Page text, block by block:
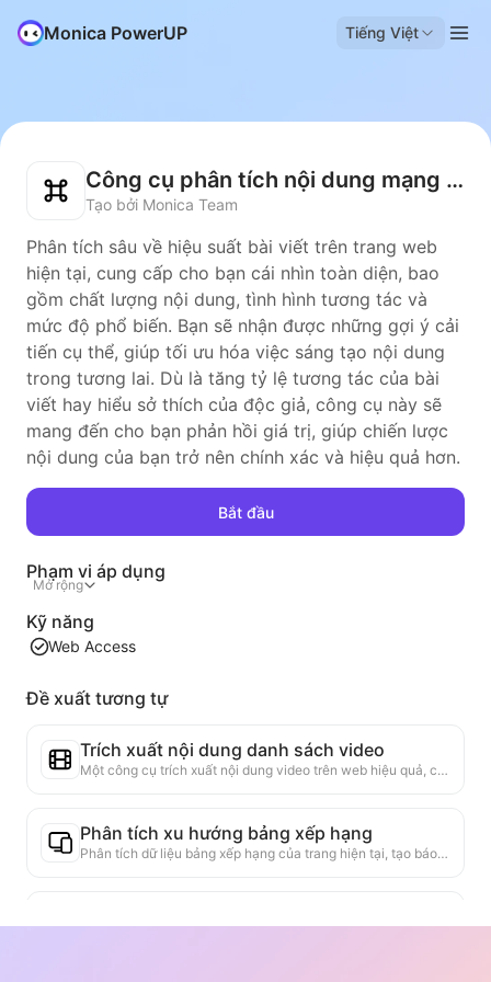
Monica PowerUP Tiếng Việt
Công cụ phân tích nội dung mạng xã hội
Tạo bởi Monica Team
Phân tích sâu về hiệu suất bài viết trên trang web
hiện tại, cung cấp cho bạn cái nhìn toàn diện, bao
gồm chất lượng nội dung, tình hình tương tác và
mức độ phổ biến. Bạn sẽ nhận được những gợi ý cải
tiến cụ thể, giúp tối ưu hóa việc sáng tạo nội dung
trong tương lai. Dù là tăng tỷ lệ tương tác của bài
viết hay hiểu sở thích của độc giả, công cụ này sẽ
mang đến cho bạn phản hồi giá trị, giúp chiến lược
nội dung của bạn trở nên chính xác và hiệu quả hơn.
Bắt đầu
Phạm vi áp dụng
Mở rộng
Kỹ năng
Web Access
Đề xuất tương tự
Trích xuất nội dung danh sách video
Một công cụ trích xuất nội dung video trên web hiệu quả, có khả năng quét nhanh các trang web và tổ chức thông tin video thành bảng Markdown có cấu trúc.
Phân tích xu hướng bảng xếp hạng
Phân tích dữ liệu bảng xếp hạng của trang hiện tại, tạo báo cáo xu hướng. Nhận diện các loại sản phẩm phổ biến, các loại sản phẩm đang tăng nhanh và công nghệ mới nổi. Cung cấp cái nhìn thị trường ngay lập tức, giúp bạn hiểu xu hướng sản phẩm mới nhất và động thái thị trường.